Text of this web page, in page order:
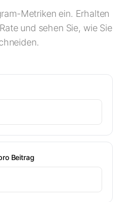
Metriken ein. Erhalten
und sehen Sie, wie Sie
Beitrag